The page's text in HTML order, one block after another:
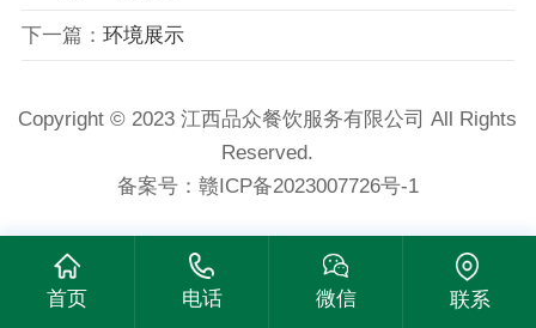
下一篇： 环境展示
Copyright © 2023 江西品众餐饮服务有限公司 All Rights
Reserved.
备案号： 赣ICP备2023007726号-1
首页 电话 微信 联系